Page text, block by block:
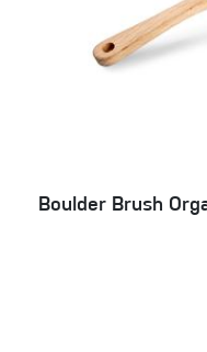
Boulder Brush